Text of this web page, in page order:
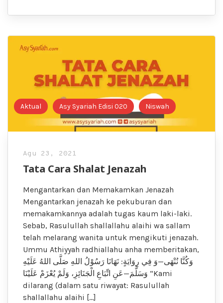
Aktual Asy Syariah Edisi 020 Niswah
Agu 23, 2021
Tata Cara Shalat Jenazah
Mengantarkan dan Memakamkan Jenazah
Mengantarkan jenazah ke pekuburan dan
memakamkannya adalah tugas kaum laki-laki.
Sebab, Rasulullah shallallahu alaihi wa sallam
telah melarang wanita untuk mengikuti jenazah.
Ummu Athiyyah radhiallahu anha memberitakan,
وَكُنَّا نُنْهَى—وَ فِي رِوَايَةٍ: نَهَانَا رَسُوْلُ اللهِ صَلَّى اللهُ عَلَيْهِ
وَسَلَّمَ—عَنِ اتِّبَاعِ الْجَنَائِزِ، وَلَمْ يُعْزَمْ عَلَيْنَا “Kami
dilarang (dalam satu riwayat: Rasulullah
shallallahu alaihi […]